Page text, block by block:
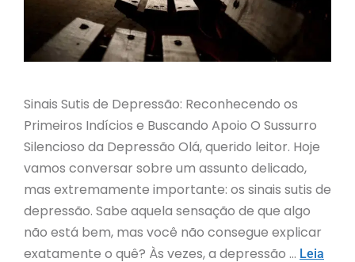
Sinais Sutis de Depressão: Reconhecendo os
Primeiros Indícios e Buscando Apoio O Sussurro
Silencioso da Depressão Olá, querido leitor. Hoje
vamos conversar sobre um assunto delicado,
mas extremamente importante: os sinais sutis de
depressão. Sabe aquela sensação de que algo
não está bem, mas você não consegue explicar
exatamente o quê? Às vezes, a depressão … Leia